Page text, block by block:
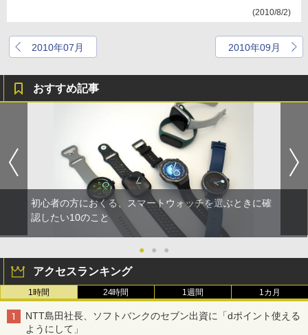
(2010/8/2)
2010年07月 2010年09月
おすすめ記事
初心者の方におくる、スマートウォッチを選ぶときに確
認したい10のこと
● ● ●
アクセスランキング
1時間 24時間 1週間 1カ月
NTT島田社長、ソフトバンクのセブン出資に「dポイント使える
ようにして」